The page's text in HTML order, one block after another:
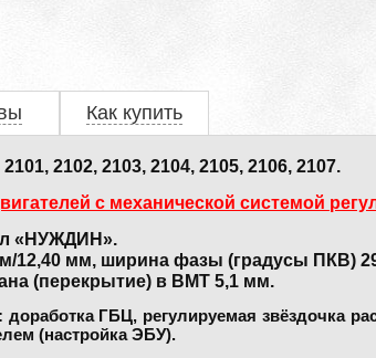
Как купить
2102, 2103, 2104, 2105, 2106, 2107.
с механической системой
«НУЖДИН».
12,40 мм, ширина фазы (градусы ПКВ)
(перекрытие) в ВМТ 5,1 мм.
доработка ГБЦ, регулируемая звёздочка
(настройка ЭБУ).